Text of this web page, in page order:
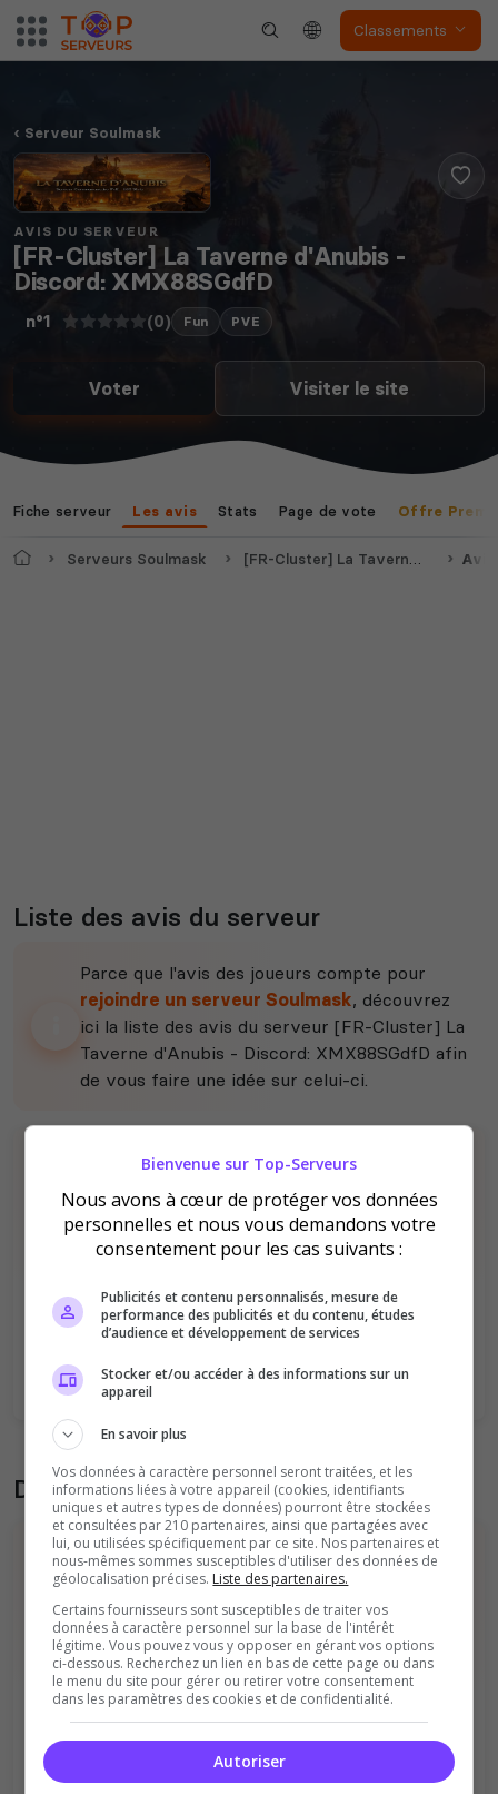
Classements
The Front Atlas
Dune Awakening
Squad
Neverwinter
Nights
Enshrouded
Serveur Soulmask
AVIS DU SERVEUR
[FR-Cluster] La Taverne d'Anubis -
Discord: XMX88SGdfD
n°1 (0) Fun PVE
Voter Visiter le site
Fiche serveur Les avis Stats Page de vote Offre
AccueilServeurs Soulmask [FR-Cluster] La Taverne d'Anubis - Discord: XMX88SGdfD Avis
Liste des avis du serveur
Parce que l'avis des joueurs compte pour
rejoindre un serveur Soulmask, découvrez
ici la liste des avis du serveur [FR-Cluster] La
Taverne d'Anubis - Discord: XMX88SGdfD afin
de vous faire une idée sur celui-ci.
Qualité
Staff du serveur
Donner son avis sur le serveur
Vous devez être connecté pour ajouter
un avis sur ce serveur !
Se connecter
Bienvenue sur Top-Serveurs
Nous avons à cœur de protéger vos données
personnelles et nous vous demandons votre
consentement pour les cas suivants :
Publicités et contenu personnalisés, mesure de
performance des publicités et du contenu, études
d’audience et développement de services
Stocker et/ou accéder à des informations sur un
appareil
En savoir plus
Vos données à caractère personnel seront traitées, et les
informations liées à votre appareil (cookies, identifiants
uniques et autres types de données) pourront être stockées
et consultées par 210 partenaires, ainsi que partagées avec
lui, ou utilisées spécifiquement par ce site. Nos partenaires et
nous-mêmes sommes susceptibles d'utiliser des données de
géolocalisation précises. Liste des partenaires.
Certains fournisseurs sont susceptibles de traiter vos
données à caractère personnel sur la base de l'intérêt
légitime. Vous pouvez vous y opposer en gérant vos options
ci-dessous. Recherchez un lien en bas de cette page ou dans
le menu du site pour gérer ou retirer votre consentement
dans les paramètres des cookies et de confidentialité.
Autoriser